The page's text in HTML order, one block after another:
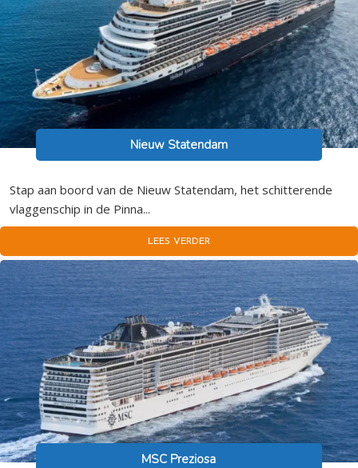
Nieuw Statendam
Stap aan boord van de Nieuw Statendam, het schitterende
vlaggenschip in de Pinna...
LEES VERDER
MSC Preziosa